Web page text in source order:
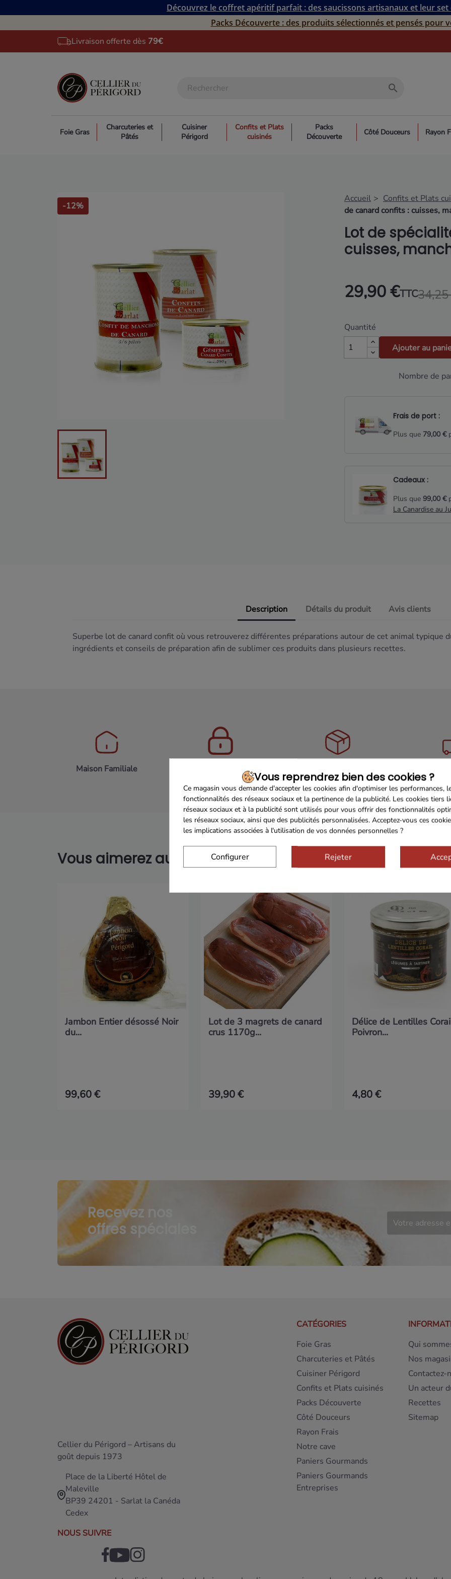
Découvrez le coffret apéritif parfait : des saucissons artisanaux et leur
Packs Découverte : des produits sélectionnés et pensés pour
Livraison offerte dès 79€
search
Foie Gras
Charcuteries et
Pâtés
Cuisiner
Périgord
Confits et Plats
cuisinés
Packs
Découverte
Côté Douceurs Rayon
-12%
Accueil Confits et Plats
de canard confits : cuisses,
Lot de
cuisses,
29,90 €TTC
Quantité
Ajouter au
Nombre de
Frais de port :
Plus que 79,00 €
Cadeaux :
Plus que 99,00 €
La Canardise au
Description Détails du produit Avis clients
Superbe lot de canard confit où vous retrouverez différentes préparations autour de cet animal typique
ingrédients et conseils de préparation afin de sublimer ces produits dans plusieurs recettes.
Maison Familiale Paiement Sécurisé
Vous aimerez aussi...
Jambon Entier désossé Noir
du...
99,60 €
Lot de 3 magrets de canard
crus 1170g...
39,90 €
Délice de Lentilles
Poivron...
4,80 €
Recevez nos
offres spéciales
Cellier du Périgord – Artisans du
goût depuis 1973
Place de la Liberté Hôtel de
Maleville
BP39 24201 - Sarlat la Canéda
Cedex
NOUS SUIVRE
CATÉGORIES
Foie Gras
Charcuteries et Pâtés
Cuisiner Périgord
Confits et Plats cuisinés
Packs Découverte
Côté Douceurs
Rayon Frais
Notre cave
Paniers Gourmands
Paniers Gourmands
Entreprises
Qui
Nos
Contactez-
Un acteur
Recettes
Sitemap
Vous reprendrez bien des cookies ?
Ce magasin vous demande d'accepter les cookies afin d'optimiser les performances,
fonctionnalités des réseaux sociaux et la pertinence de la publicité. Les cookies tiers
réseaux sociaux et à la publicité sont utilisés pour vous offrir des fonctionnalités
les réseaux sociaux, ainsi que des publicités personnalisées. Acceptez-vous ces
les implications associées à l'utilisation de vos données personnelles ?
Configurer Rejeter